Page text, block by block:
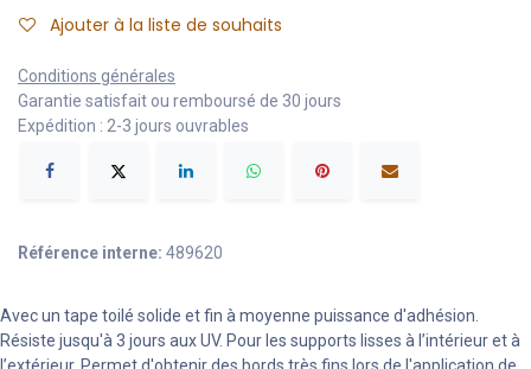
Ajouter à la liste de souhaits
Conditions générales
Garantie satisfait ou remboursé de 30 jours
Expédition : 2-3 jours ouvrables
Référence interne: 489620
Avec un tape toilé solide et fin à moyenne puissance d'adhésion.
Résiste jusqu'à 3 jours aux UV. Pour les supports lisses à l’intérieur et à